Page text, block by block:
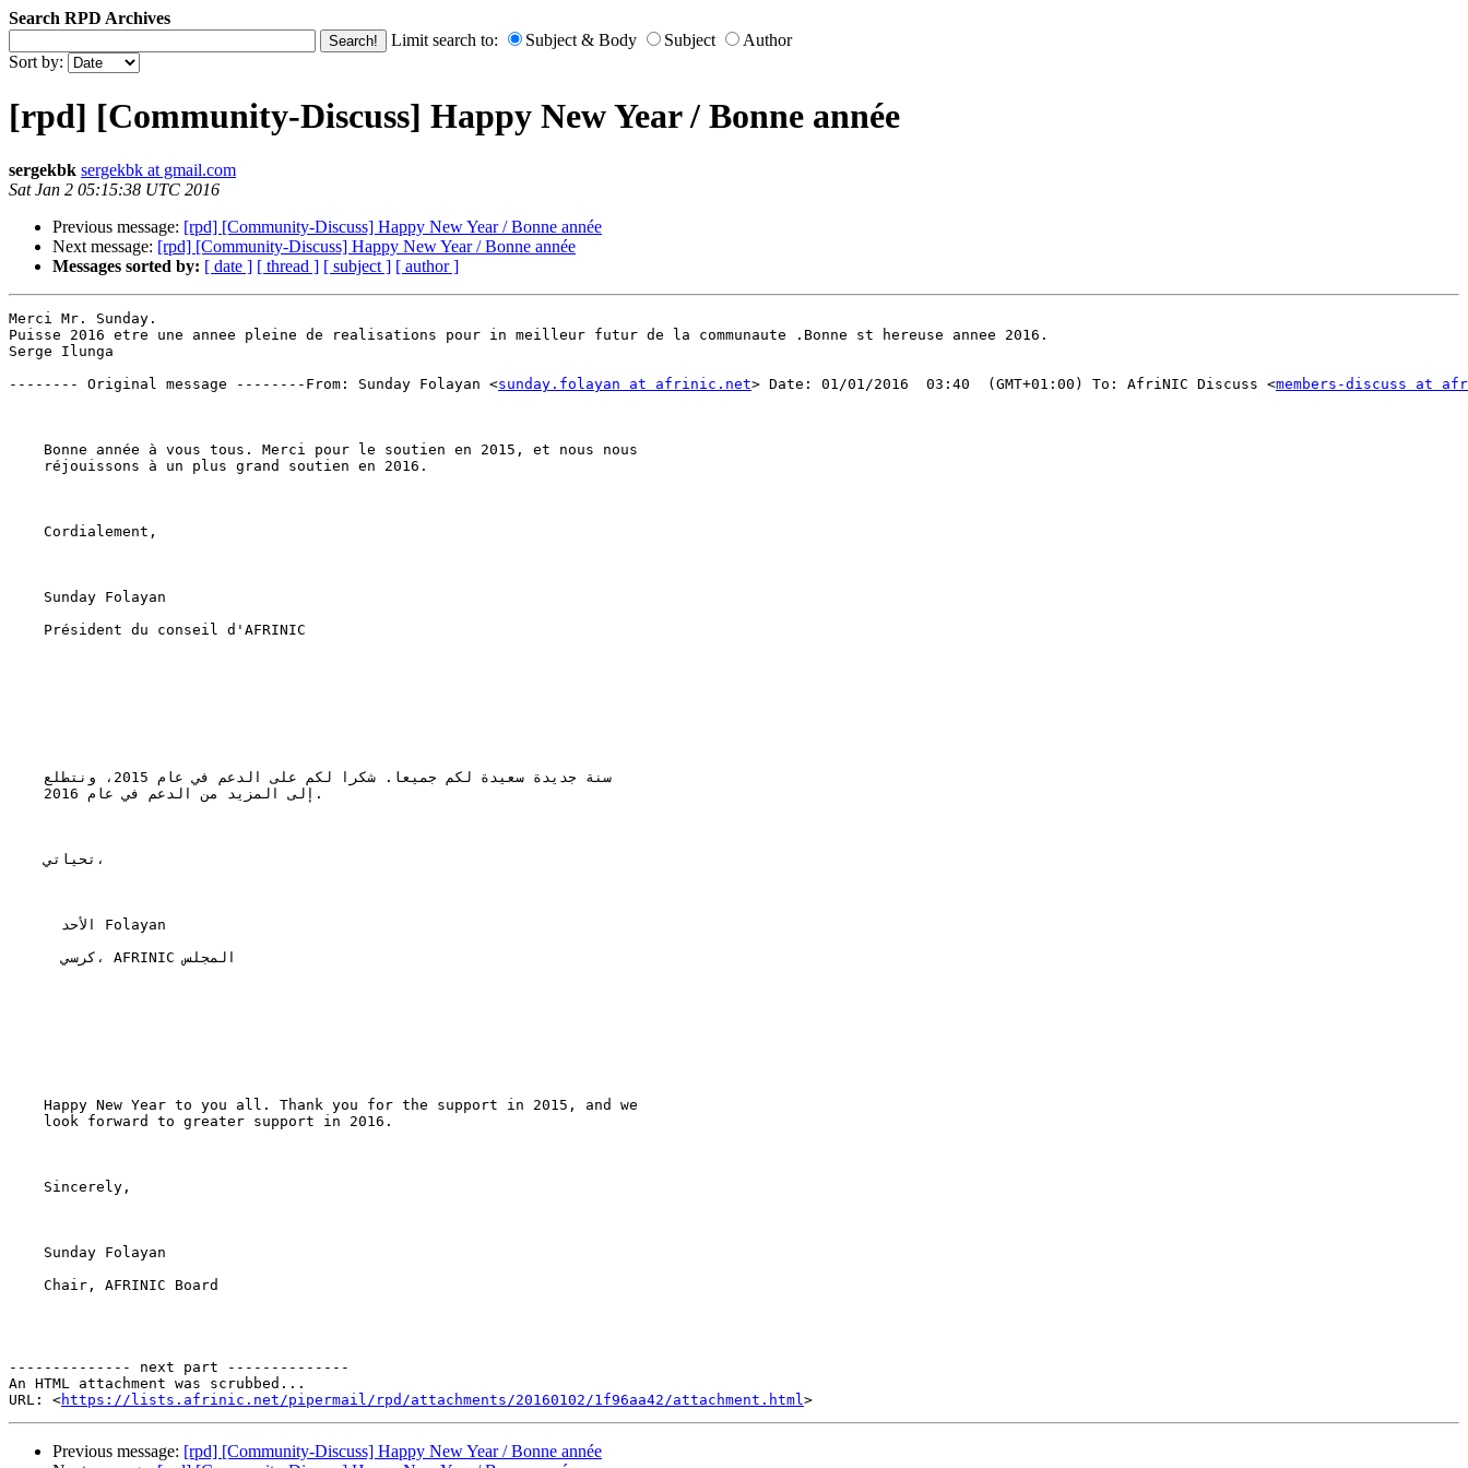
Search RPD Archives
Limit search to:
Subject & Body Subject
Author
Sort by:
[rpd] [Community-Discuss] Happy New Year / Bonne année
sergekbk sergekbk at gmail.com
Sat Jan 2 05:15:38 UTC 2016
Previous message: [rpd] [Community-Discuss] Happy New Year / Bonne année
Next message: [rpd] [Community-Discuss] Happy New Year / Bonne année
Messages sorted by: [ date ] [ thread ] [ subject ] [ author ]
Merci Mr. Sunday.
Puisse 2016 etre une annee pleine de realisations pour in meilleur futur de la communaute .Bonne st hereuse annee 2016.
Serge Ilunga
-------- Original message --------From: Sunday Folayan <sunday.folayan at afrinic.net> Date: 01/01/2016  03:40  (GMT+01:00) To: AfriNIC Discuss <members-discuss at
    Bonne année à vous tous. Merci pour le soutien en 2015, et nous nous
    réjouissons à un plus grand soutien en 2016.
    Cordialement,
    Sunday Folayan
    Président du conseil d'AFRINIC
    تحياتي،
      كرسي، AFRINIC المجلس
    Happy New Year to you all. Thank you for the support in 2015, and we
    look forward to greater support in 2016.
    Sincerely,
    Sunday Folayan
    Chair, AFRINIC Board
-------------- next part --------------
An HTML attachment was scrubbed...
URL: <https://lists.afrinic.net/pipermail/rpd/attachments/20160102/1f96aa42/attachment.html
Previous message: [rpd] [Community-Discuss] Happy New Year / Bonne année